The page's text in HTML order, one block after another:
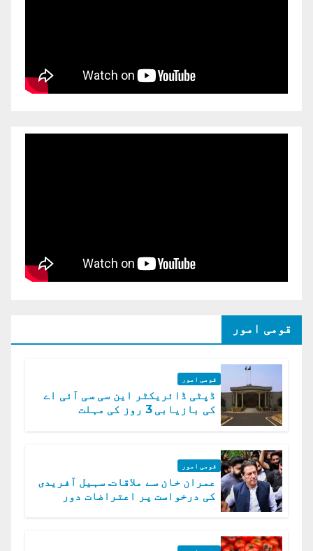
قومی امور
قومی امور
ڈپٹی ڈائریکٹر این سی سی آئی اے
کی بازیابی 3 روز کی مہلت
قومی امور
عمران خان سے ملاقات. سہیل آفریدی
کی درخواست پر اعتراضات دور